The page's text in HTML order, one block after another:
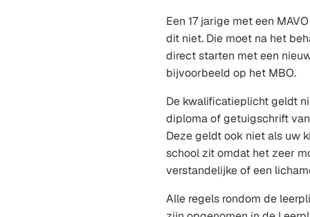
Een 17 jarige met een
dit niet. Die moet na het
direct starten met een
bijvoorbeeld op het MBO.
De kwalificatieplicht geldt
diploma of getuigschrift
Deze geldt ook niet als uw
school zit omdat het zeer
verstandelijke of een
Alle regels rondom de